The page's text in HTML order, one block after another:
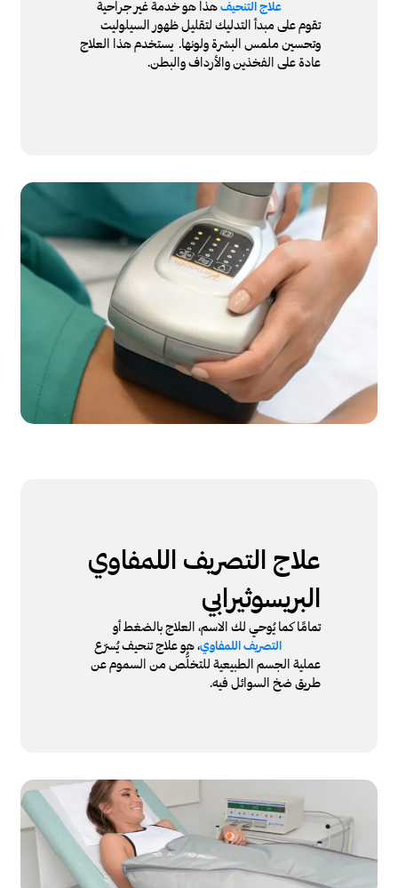
علاج التنحيفهذا هو خدمة غير جراحية
تقوم على مبدأ التدليك لتقليل ظهور السيلوليت
وتحسين ملمس البشرة ولونها. يستخدم هذا العلاج
عادة على الفخذين والأرداف والبطن.
علاج التصريف اللمفاوي
البريسوثيرابي
تمامًا كما يُوحي لك الاسم، العلاج بالضغط أو
التصريف اللمفاوي، هو علاج تنحيف يُسرّع
عملية الجسم الطبيعية للتخلُّص من السموم عن
طريق ضخ السوائل فيه.